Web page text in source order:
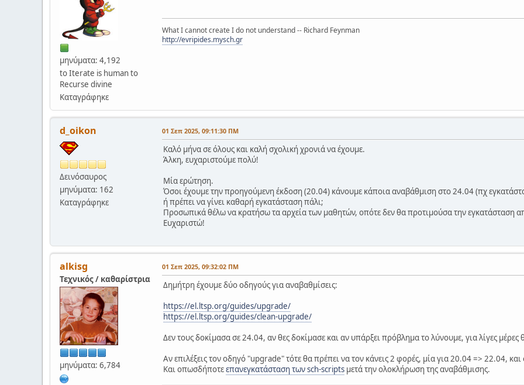
μηνύματα: 4,192
to Iterate is human to
Recurse divine
Καταγράφηκε
What I cannot create I do not understand -- Richard Feynman
http://evripides.mysch.gr
d_oikon
Δεινόσαυρος
μηνύματα: 162
Καταγράφηκε
01 Σεπ 2025, 09:11:30 ΠΜ
Καλό μήνα σε όλους και καλή σχολική χρονιά να έχουμε.
Άλκη, ευχαριστούμε πολύ!
Μία ερώτηση.
Όσοι έχουμε την προηγούμενη έκδοση (20.04) κάνουμε κάποια αναβάθμιση στο 24.04 (πχ
ή πρέπει να γίνει καθαρή εγκατάσταση πάλι;
Προσωπικά θέλω να κρατήσω τα αρχεία των μαθητών, οπότε δεν θα προτιμούσα την εγκατάσταση
Ευχαριστώ!
alkisg
Τεχνικός / καθαρίστρια
μηνύματα: 6,784
01 Σεπ 2025, 09:32:02 ΠΜ
Δημήτρη έχουμε δύο οδηγούς για αναβαθμίσεις:
https://el.ltsp.org/guides/upgrade/
https://el.ltsp.org/guides/clean-upgrade/
Δεν τους δοκίμασα σε 24.04, αν θες δοκίμασε και αν υπάρξει πρόβλημα το λύνουμε, για λίγες
Αν επιλέξεις τον οδηγό "upgrade" τότε θα πρέπει να τον κάνεις 2 φορές, μία για 20.04 => 22.04,
Και οπωσδήποτεεπανεγκατάσταση των sch-scripts μετά την ολοκλήρωση της αναβάθμισης.